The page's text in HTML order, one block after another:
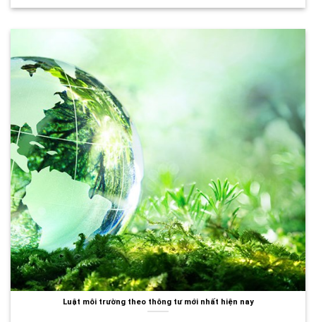
Luật môi trường theo thông tư mới nhất hiện nay